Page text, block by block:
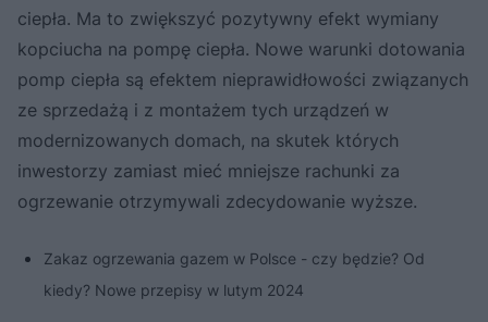
ciepła. Ma to zwiększyć pozytywny efekt wymiany
kopciucha na pompę ciepła. Nowe warunki dotowania
pomp ciepła są efektem nieprawidłowości związanych
ze sprzedażą i z montażem tych urządzeń w
modernizowanych domach, na skutek których
inwestorzy zamiast mieć mniejsze rachunki za
ogrzewanie otrzymywali zdecydowanie wyższe.
Zakaz ogrzewania gazem w Polsce - czy będzie? Od
kiedy? Nowe przepisy w lutym 2024